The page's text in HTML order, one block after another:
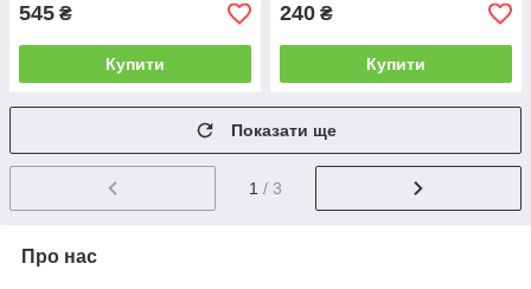
545 ₴
Купити
240 ₴
Купити
Показати ще
1 / 3
Про нас